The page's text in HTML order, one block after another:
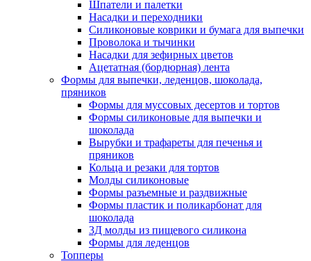
Шпатели и палетки
Насадки и переходники
Силиконовые коврики и бумага для выпечки
Проволока и тычинки
Насадки для зефирных цветов
Ацетатная (бордюрная) лента
Формы для выпечки, леденцов, шоколада,
пряников
Формы для муссовых десертов и тортов
Формы силиконовые для выпечки и
шоколада
Вырубки и трафареты для печенья и
пряников
Кольца и резаки для тортов
Молды силиконовые
Формы разъемные и раздвижные
Формы пластик и поликарбонат для
шоколада
3Д молды из пищевого силикона
Формы для леденцов
Топперы